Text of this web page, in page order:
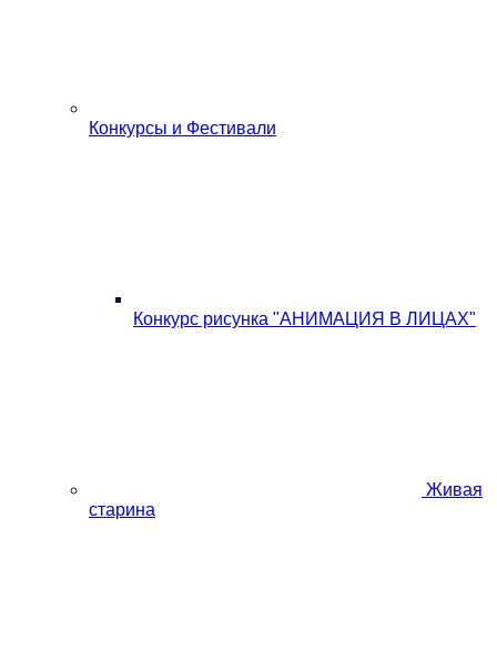
Конкурсы и Фестивали
Конкурс рисунка "АНИМАЦИЯ В ЛИЦАХ"
Живая
старина